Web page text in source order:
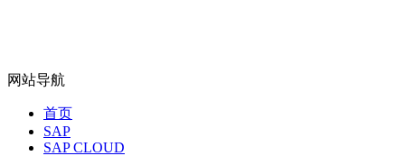
网站导航
首页
SAP
SAP CLOUD